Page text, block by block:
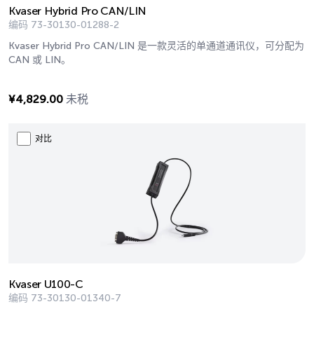
Kvaser Hybrid Pro CAN/LIN
编码 73-30130-01288-2
Kvaser Hybrid Pro CAN/LIN 是一款灵活的单通道通讯仪，可分配为
CAN 或 LIN。
¥4,829.00 未税
对比
Kvaser U100-C
编码 73-30130-01340-7